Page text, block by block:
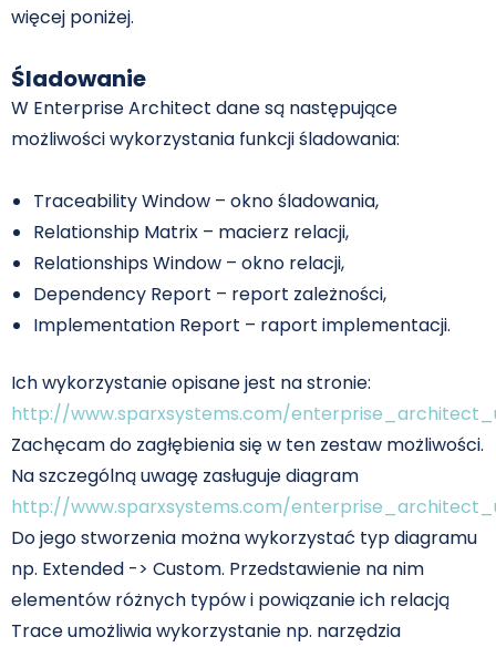
więcej poniżej.
Śladowanie
W Enterprise Architect dane są następujące
możliwości wykorzystania funkcji śladowania:
Traceability Window – okno śladowania,
Relationship Matrix – macierz relacji,
Relationships Window – okno relacji,
Dependency Report – report zależności,
Implementation Report – raport implementacji.
Ich wykorzystanie opisane jest na stronie:
http://www.sparxsystems.com/
Zachęcam do zagłębienia się w ten zestaw możliwości.
Na szczególną uwagę zasługuje diagram
http://www.sparxsystems.com/
Do jego stworzenia można wykorzystać typ diagramu
np. Extended -> Custom. Przedstawienie na nim
elementów różnych typów i powiązanie ich relacją
Trace umożliwia wykorzystanie np. narzędzia